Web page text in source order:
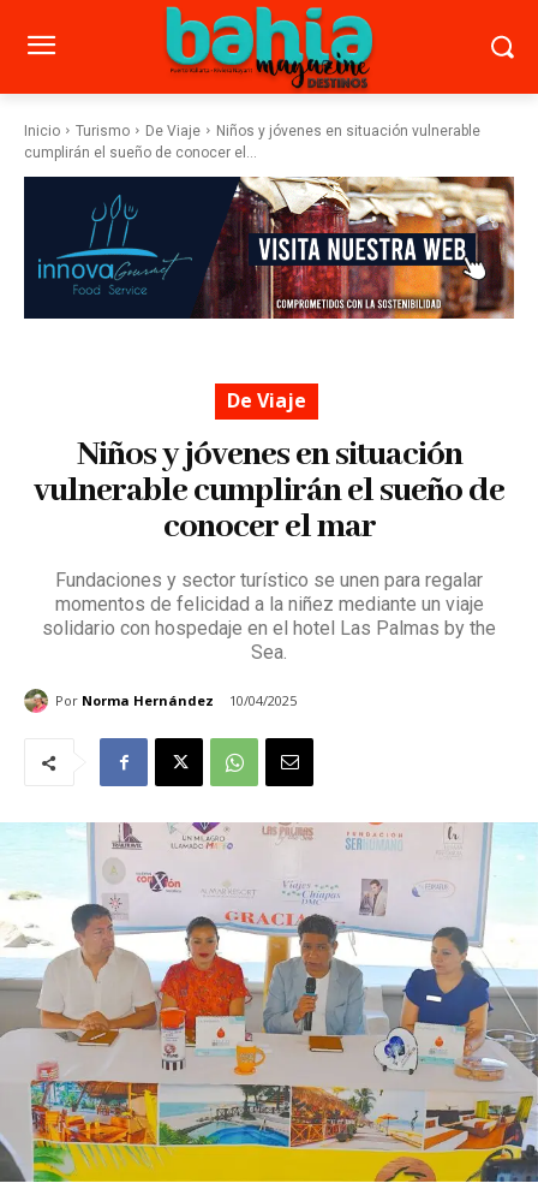
Inicio Turismo De Viaje
Niños y jóvenes en situación vulnerable
cumplirán el sueño de conocer el...
De Viaje
Niños y jóvenes en situación
vulnerable cumplirán el sueño de
conocer el mar
Fundaciones y sector turístico se unen para regalar
momentos de felicidad a la niñez mediante un viaje
solidario con hospedaje en el hotel Las Palmas by the
Sea.
Por Norma Hernández 10/04/2025